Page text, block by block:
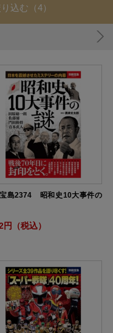
込む（4）
島2374 昭和史10大事件の
円（税込）